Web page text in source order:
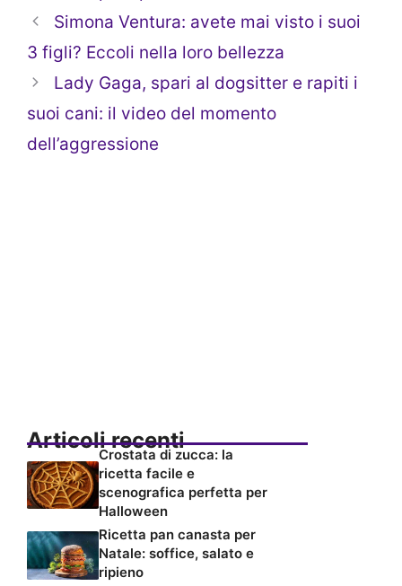
Simona Ventura: avete mai visto i suoi
3 figli? Eccoli nella loro bellezza
Lady Gaga, spari al dogsitter e rapiti i
suoi cani: il video del momento
dell’aggressione
Articoli recenti
Crostata di zucca: la
ricetta facile e
scenografica perfetta per
Halloween
Ricetta pan canasta per
Natale: soffice, salato e
ripieno